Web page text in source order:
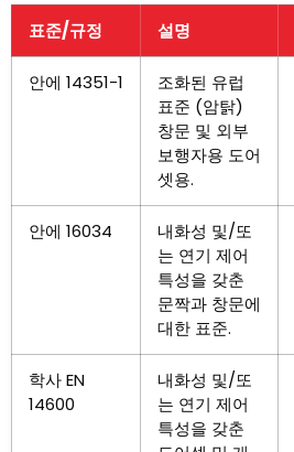
표준/규정 설명
안에 14351-1
조화된 유럽
표준 (암탉)
창문 및 외부
보행자용 도어
셋용.
안에 16034
내화성 및/또
는 연기 제어
특성을 갖춘
문짝과 창문에
대한 표준.
학사 EN
14600
내화성 및/또
는 연기 제어
특성을 갖춘